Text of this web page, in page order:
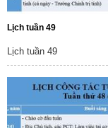
Lịch tuần 49
Lịch tuần 49